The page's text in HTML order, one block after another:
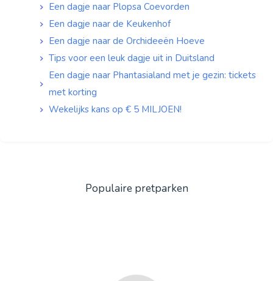
Een dagje naar Plopsa Coevorden
Een dagje naar de Keukenhof
Een dagje naar de Orchideeën Hoeve
Tips voor een leuk dagje uit in Duitsland
Een dagje naar Phantasialand met je gezin: tickets
met korting
Wekelijks kans op € 5 MILJOEN!
Populaire pretparken